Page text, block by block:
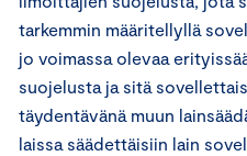
tarkemmin määritellyllä
jo voimassa olevaa
suojelusta ja sitä
täydentävänä muun
laissa säädettäisiin lain